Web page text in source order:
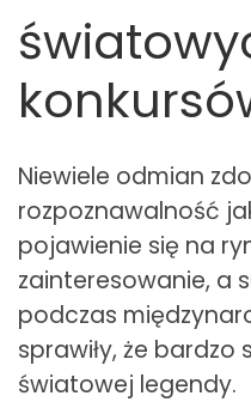
Niewiele odmian
rozpoznawalność
pojawienie się na
zainteresowanie, a
podczas
sprawiły, że bardzo
światowej legendy.